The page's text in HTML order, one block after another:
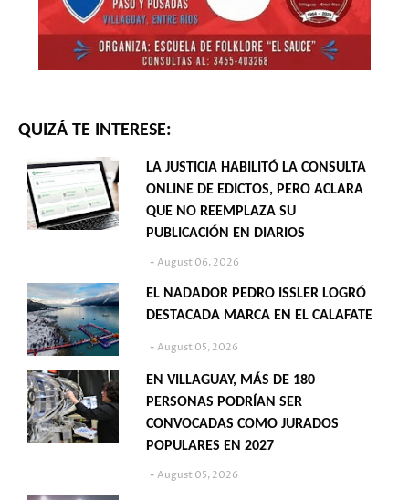
QUIZÁ TE INTERESE:
LA JUSTICIA HABILITÓ LA CONSULTA
ONLINE DE EDICTOS, PERO ACLARA
QUE NO REEMPLAZA SU
PUBLICACIÓN EN DIARIOS
August 06, 2026
EL NADADOR PEDRO ISSLER LOGRÓ
DESTACADA MARCA EN EL CALAFATE
August 05, 2026
EN VILLAGUAY, MÁS DE 180
PERSONAS PODRÍAN SER
CONVOCADAS COMO JURADOS
POPULARES EN 2027
August 05, 2026